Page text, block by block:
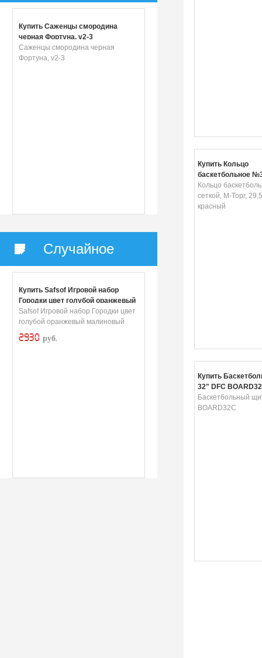
Купить Саженцы смородина
черная Фортуна, v2-3
Саженцы смородина черная
Фортуна, v2-3
Случайное
Купить Safsof Игровой набор
Городки цвет голубой оранжевый
малиновый
Safsof Игровой набор Городки цвет
голубой оранжевый малиновый
2930 руб.
Купить Кольцо
баскетбольное
М-Торг, 29,5 см,
Кольцо
сеткой, М-Торг,
красный
Купить
32" DFC
Баскетбольный
BOARD32C